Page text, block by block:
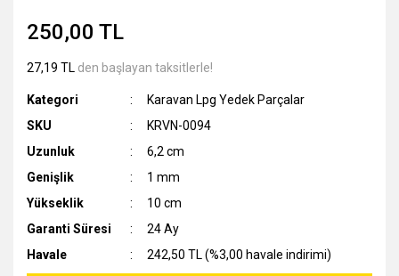
250,00 TL
27,19 TL den başlayan taksitlerle!
Kategori
Karavan Lpg Yedek Parçalar
SKU
KRVN-0094
Uzunluk
6,2 cm
Genişlik
1 mm
Yükseklik
10 cm
Garanti Süresi
24 Ay
Havale
242,50 TL (%3,00 havale indirimi)